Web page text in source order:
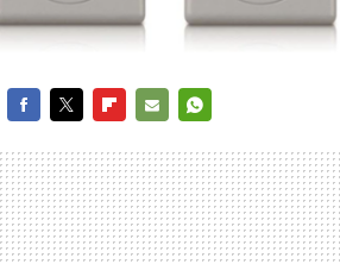
MAIL